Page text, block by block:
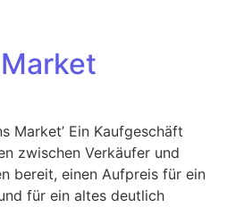
Market’ Ein Kaufgeschäft
zwischen Verkäufer und
bereit, einen Aufpreis für ein
für ein altes deutlich